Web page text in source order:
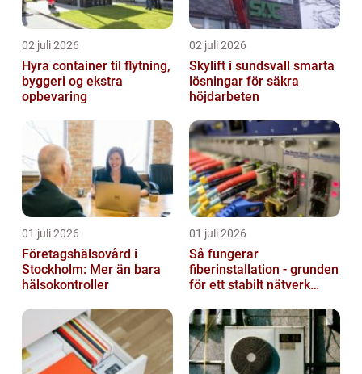
02 juli 2026
Hyra container til flytning,
byggeri og ekstra
opbevaring
02 juli 2026
Skylift i sundsvall smarta
lösningar för säkra
höjdarbeten
01 juli 2026
Företagshälsovård i
Stockholm: Mer än bara
hälsokontroller
01 juli 2026
Så fungerar
fiberinstallation - grunden
för ett stabilt nätverk